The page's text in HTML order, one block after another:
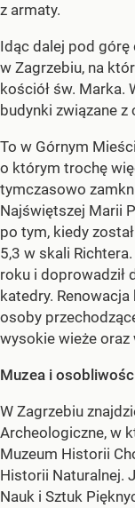
z armaty.
Idąc dalej pod
w Zagrzebiu, na
kościół św. Marka.
budynki związane
To w Górnym
o którym trochę
tymczasowo
Najświętszej Marii
po tym, kiedy
5,3 w skali
roku i doprowadził
katedry.
osoby
wysokie wieże
Muzea i
W Zagrzebiu
Archeologiczne, w
Muzeum Historii
Historii Naturalnej.
Nauk i Sztuk